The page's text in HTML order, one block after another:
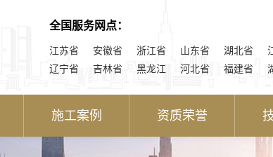
全国服务网点：
江苏省 安徽省 浙江省 山东省 湖北省
辽宁省
吉林省 黑龙江 河北省 福建省
施工案例 资质荣誉